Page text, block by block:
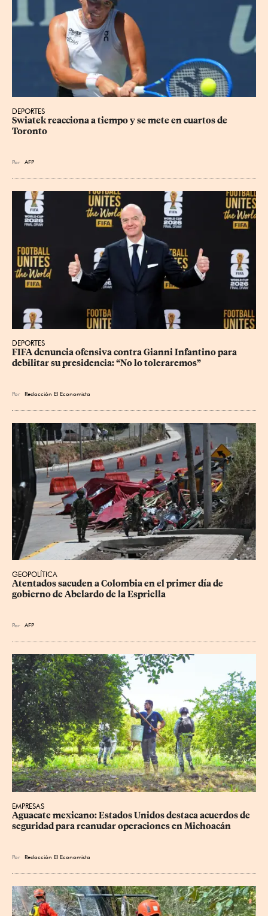
DEPORTES
Swiatek reacciona a tiempo y se mete en cuartos de
Toronto
Por AFP
DEPORTES
FIFA denuncia ofensiva contra Gianni Infantino para
debilitar su presidencia: “No lo toleraremos”
Por Redacción El Economista
GEOPOLÍTICA
Atentados sacuden a Colombia en el primer día de
gobierno de Abelardo de la Espriella
Por AFP
EMPRESAS
Aguacate mexicano: Estados Unidos destaca acuerdos de
seguridad para reanudar operaciones en Michoacán
Por Redacción El Economista